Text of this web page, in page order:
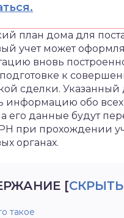
план дома для
учет может
вновь
к
сделки. Указанный
информацию обо всех
его данные будут
при прохождении
органах.
[СКРЫТЬ
такое